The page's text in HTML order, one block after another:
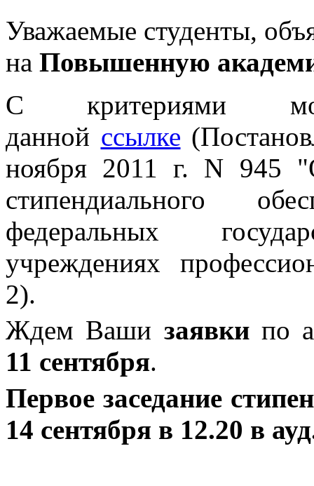
Уважаемые студенты,
на Повышенную
С критериями
данной ссылке
ноября 2011 г. N 945
стипендиального
федеральных
учреждениях
2).
Ждем Ваши заявкипо
11 сентября.
Первое заседание
14 сентября в 12.20 в